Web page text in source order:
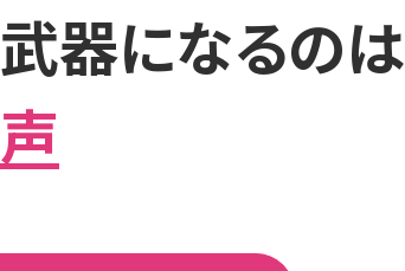
器になるのは